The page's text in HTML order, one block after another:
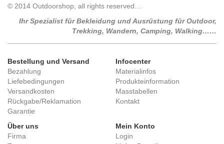
© 2014 Outdoorshop, all rights reserved…
Ihr Spezialist für Bekleidung und Ausrüstung für Outdoor,
Trekking, Wandern, Camping, Walking……
Bestellung und Versand
Bezahlung
Liefebedingungen
Versandkosten
Rückgabe/Reklamation
Garantie
Infocenter
Materialinfos
Produkteinformation
Masstabellen
Kontakt
Über uns
Firma
Mein Konto
Login